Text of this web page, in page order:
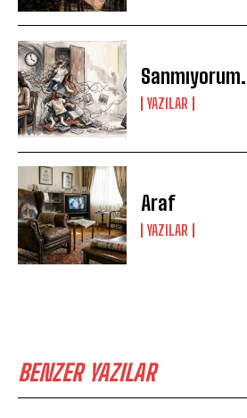
YAZILAR
Araf
YAZILAR
BENZER YAZILAR